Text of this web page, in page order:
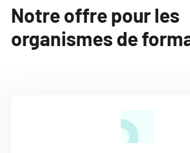
Notre offre pour les
organismes de